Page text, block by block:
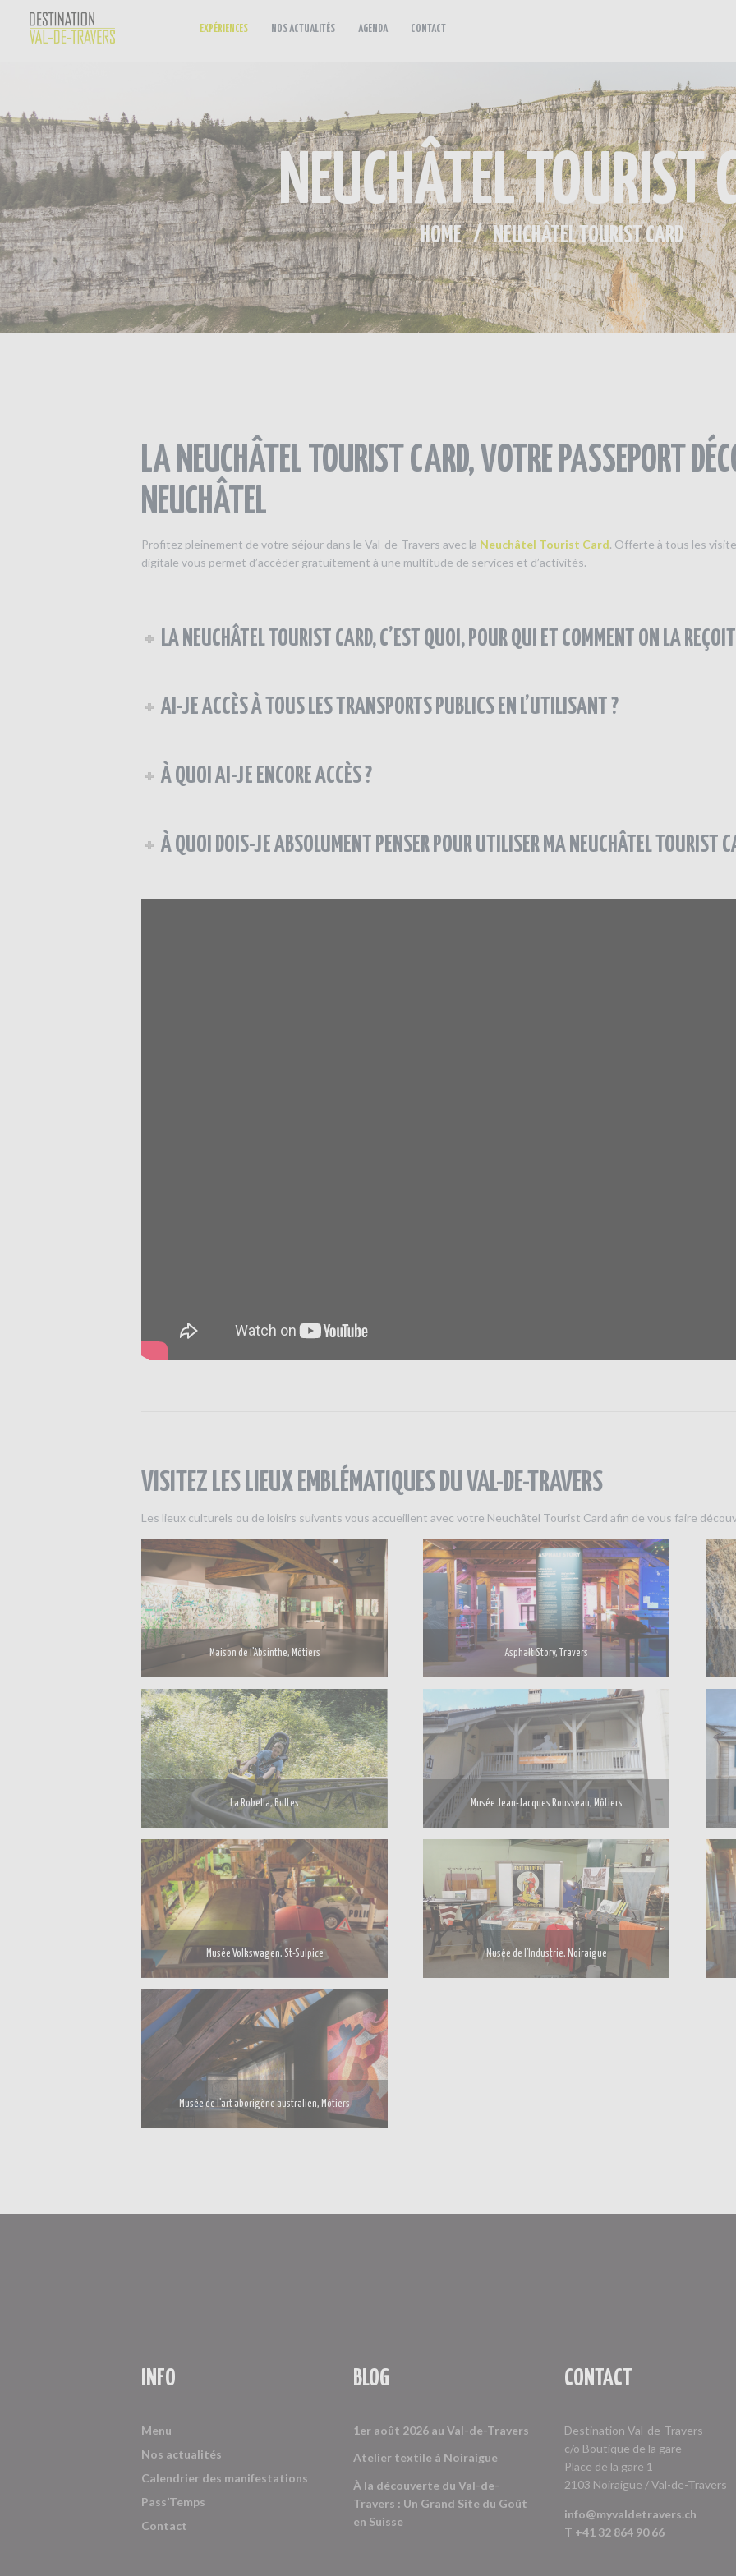
EXPÉRIENCES NOS ACTUALITÉS AGENDA CONTACT
NEUCHÂTEL TOURIST
HOME NEUCHÂTEL TOURIST CARD
NOS ACTUALITÉS
AGENDA
CONTACT
LA NEUCHÂTEL TOURIST CARD, VOTRE PASSEPORT
NEUCHÂTEL
Profitez pleinement de votre séjour dans le Val-de-Travers avec la Neuchâtel Tourist Card. Offerte à tous les
digitale vous permet d’accéder gratuitement à une multitude de services et d’activités.
LA NEUCHÂTEL TOURIST CARD, C’EST QUOI, POUR QUI ET COMMENT ON LA
AI-JE ACCÈS À TOUS LES TRANSPORTS PUBLICS EN L’UTILISANT ?
À QUOI AI-JE ENCORE ACCÈS ?
À QUOI DOIS-JE ABSOLUMENT PENSER POUR UTILISER MA NEUCHÂTEL TOURIST
VISITEZ LES LIEUX EMBLÉMATIQUES DU VAL-DE-TRAVERS
Les lieux culturels ou de loisirs suivants vous accueillent avec votre Neuchâtel Tourist Card afin de vous faire
Maison de l’Absinthe, Môtiers Asphalt Story, Travers
La Robella, Buttes Musée Jean-Jacques Rousseau, Môtiers
Musée Volkswagen, St-Sulpice Musée de l’Industrie, Noiraigue
Musée de l’art aborigène australien, Môtiers
INFO
Menu
Nos actualités
Calendrier des manifestations
Pass’Temps
Contact
BLOG
1er août 2026 au Val-de-Travers
Atelier textile à Noiraigue
À la découverte du Val-de-
Travers : Un Grand Site du Goût
en Suisse
CONTACT
Destination Val-de-Travers
c/o Boutique de la gare
Place de la gare 1
2103 Noiraigue / Val-de-Travers
info@myvaldetravers.ch
T +41 32 864 90 66